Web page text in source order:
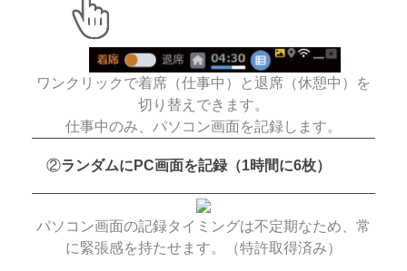
ワンクリックで着席（仕事中）と退席（休憩中）を
切り替えできます。
仕事中のみ、パソコン画面を記録します。
②ランダムにPC画面を記録（1時間に6枚）
パソコン画面の記録タイミングは不定期なため、常
に緊張感を持たせます。（特許取得済み）